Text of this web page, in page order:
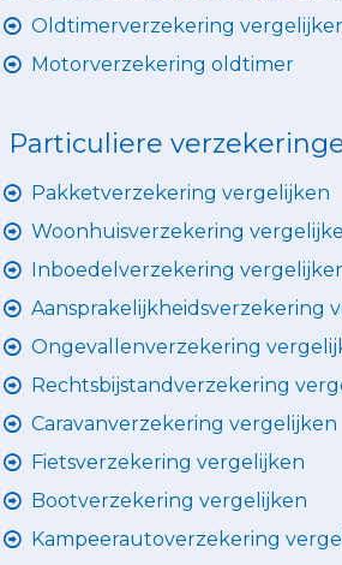
Oldtimerverzekering
Motorverzekering oldtimer
Particuliere
Pakketverzekering vergelijken
Woonhuisverzekering
Inboedelverzekering
Aansprakelijkheidsverzekering
Ongevallenverzekering
Rechtsbijstandverzekering
Caravanverzekering vergelijken
Fietsverzekering vergelijken
Bootverzekering vergelijken
Kampeerautoverzekering